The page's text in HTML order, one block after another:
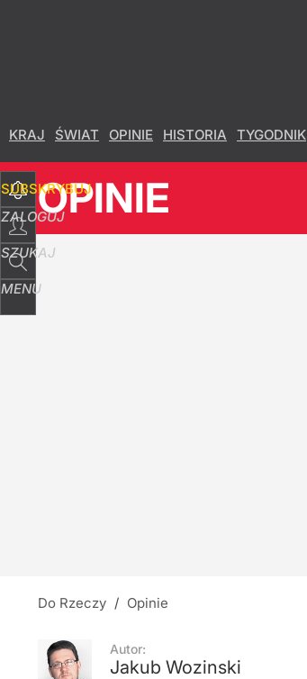
KRAJ ŚWIAT OPINIE HISTORIA TYGODNIK
SUBSKRYBUJ
ZALOGUJ
SZUKAJ
MENU
OPINIE
Do Rzeczy / Opinie
Autor:
Jakub Wozinski